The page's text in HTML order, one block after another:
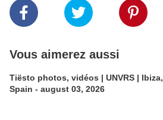
Vous aimerez aussi
Tiësto photos, vidéos | UNVRS | Ibiza,
Spain - august 03, 2026